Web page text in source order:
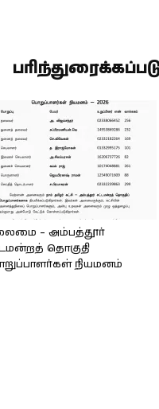
– அம்பத்தூர்
தொகுதி
நியமனம்